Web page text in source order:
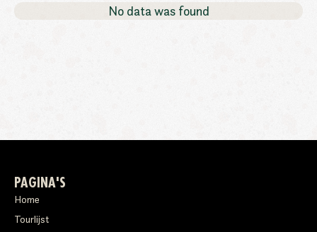
No data was found
PAGINA'S
Home
Tourlijst